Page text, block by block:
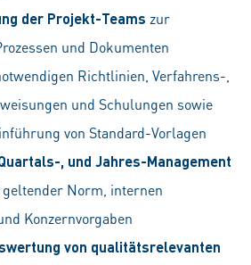
der Projekt-Teams zur
und Dokumenten
Richtlinien, Verfahrens-,
und Schulungen sowie
von Standard-Vorlagen
, und Jahres-Management
geltender Norm, internen
Konzernvorgaben
von qualitätsrelevanten